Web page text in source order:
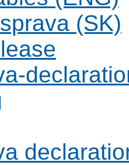
(SK)